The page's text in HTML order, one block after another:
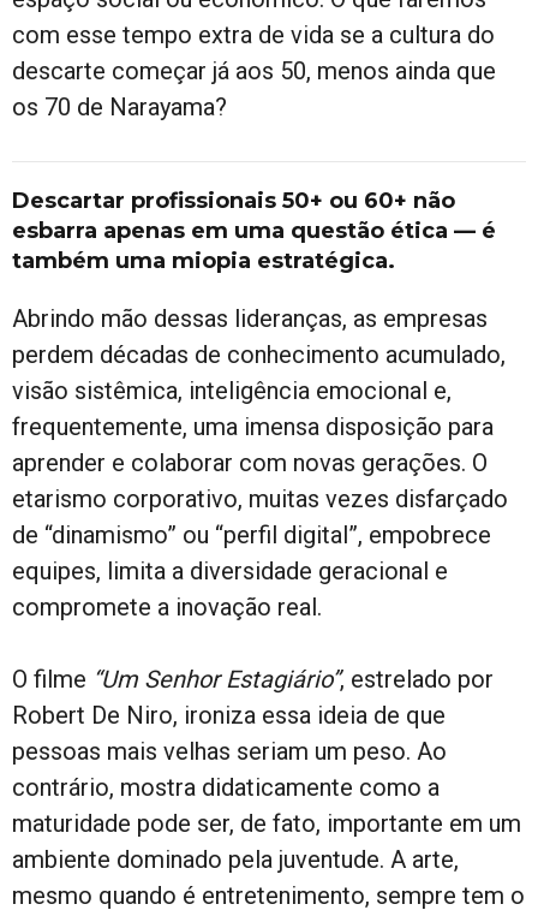
com esse tempo extra de vida se a cultura do
descarte começar já aos 50, menos ainda que
os 70 de Narayama?
Descartar profissionais 50+ ou 60+ não
esbarra apenas em uma questão ética — é
também uma miopia estratégica.
Abrindo mão dessas lideranças, as empresas
perdem décadas de conhecimento acumulado,
visão sistêmica, inteligência emocional e,
frequentemente, uma imensa disposição para
aprender e colaborar com novas gerações. O
etarismo corporativo, muitas vezes disfarçado
de “dinamismo” ou “perfil digital”, empobrece
equipes, limita a diversidade geracional e
compromete a inovação real.
O filme “Um Senhor Estagiário”, estrelado por
Robert De Niro, ironiza essa ideia de que
pessoas mais velhas seriam um peso. Ao
contrário, mostra didaticamente como a
maturidade pode ser, de fato, importante em um
ambiente dominado pela juventude. A arte,
mesmo quando é entretenimento, sempre tem o